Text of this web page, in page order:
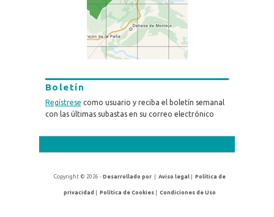
Boletín
Regístrese como usuario y reciba el boletín semanal
con las últimas subastas en su correo electrónico
Copyright © 2026 -Desarrollado por |Aviso legal |Política de
privacidad |Política de Cookies |Condiciones de Uso